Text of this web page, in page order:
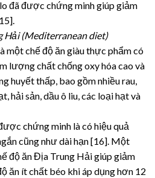
đã được chứng minh giúp giảm
Hải (Mediterranean diet)
một chế độ ăn giàu thực phẩm có
lượng chất chống oxy hóa cao và
huyết thấp, bao gồm nhiều rau,
hải sản, dầu ô liu, các loại hạt và
chứng minh là có hiệu quả
cũng như dài hạn [16]. Một
độ ăn Địa Trung Hải giúp giảm
ăn ít chất béo khi áp dụng hơn 12